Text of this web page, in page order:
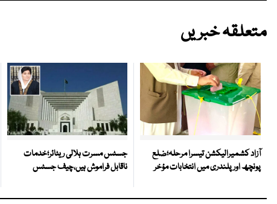
متعلقہ خبریں
آزاد کشمیرالیکشن تیسرا مرحلہ؛ضلع
پونچھ اور پلندری میں انتخابات مؤخر
جسٹس مسرت ہلالی ریٹائر؛خدمات
ناقابل فراموش ہیں،چیف جسٹس